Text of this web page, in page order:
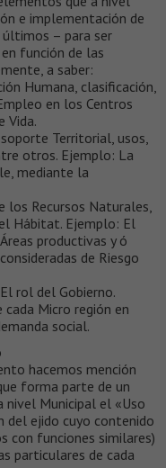
e implementación de
últimos – para ser
función de las
a saber:
Humana, clasificación,
en los Centros
Vida.
Territorial, usos,
otros. Ejemplo: La
mediante la
los Recursos Naturales,
Hábitat. Ejemplo: El
productivas y ó
de Riesgo
rol del Gobierno.
Micro región en
social.
hacemos mención
forma parte de un
Municipal el «Uso
del ejido cuyo contenido
con funciones similares)
particulares de cada